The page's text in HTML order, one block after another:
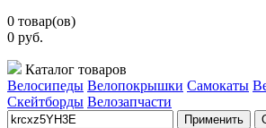
0 товар(ов)
0 руб.
Каталог товаров
Велосипеды Велопокрышки Самокаты
Скейтборды Велозапчасти
Применить